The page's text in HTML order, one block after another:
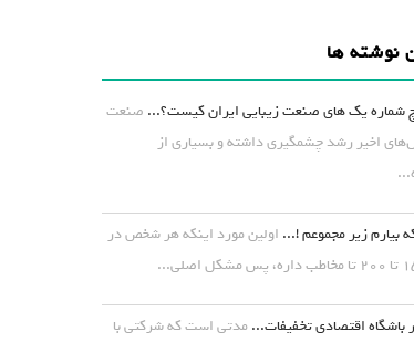
نوشته ها
شماره یک های صنعت زیبایی ایران کیست؟... صنعت
اخیر رشد چشمگیری داشته و بسیاری از
بیارم زیر مجموعم !... اولین مورد اینکه هر شخص در
باشگاه اقتصادی تخفیفات...مدتی است که شرکتی با